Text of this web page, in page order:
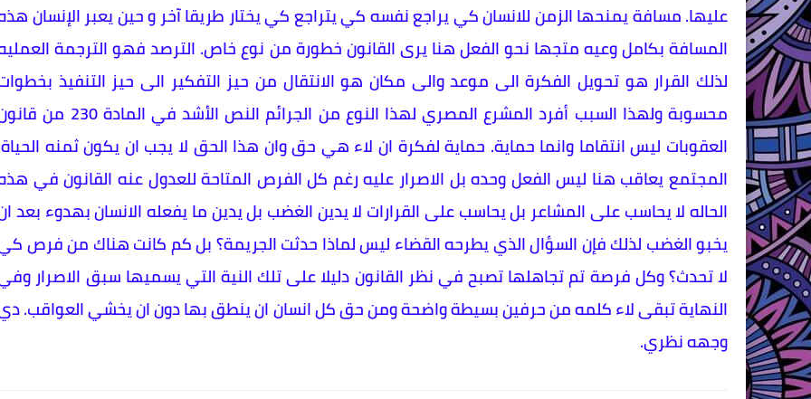
عليها. مسافة يمنحها الزمن للانسان كي يراجع نفسه كي يتراجع كي يختار طريقا آخر و حين يعبر الإنسان
المسافة بكامل وعيه متجها نحو الفعل هنا يرى القانون خطورة من نوع خاص. الترصد فهو الترجمة
لذلك القرار هو تحويل الفكرة الى موعد والى مكان هو الانتقال من حيز التفكير الى حيز التنفيذ
محسوبة ولهذا السبب أفرد المشرع المصري لهذا النوع من الجرائم النص الأشد في المادة
العقوبات ليس انتقاما وانما حماية. حماية لفكرة ان لاء هي حق وان هذا الحق لا يجب ان يكون ثمنه
المجتمع يعاقب هنا ليس الفعل وحده بل الاصرار عليه رغم كل الفرص المتاحة للعدول عنه القانون في
الحاله لا يحاسب على المشاعر بل يحاسب على القرارات لا يدين الغضب بل يدين ما يفعله الانسان بهدوء بعد
يخبو الغضب لذلك فإن السؤال الذي يطرحه القضاء ليس لماذا حدثت الجريمة؟ بل كم كانت هناك من فرص
لا تحدث؟ وكل فرصة تم تجاهلها تصبح في نظر القانون دليلا على تلك النية التي يسميها سبق الاصرار
النهاية تبقى لاء كلمه من حرفين بسيطة واضحة ومن حق كل انسان ان ينطق بها دون ان يخشي العواقب.
وجهه نظري.